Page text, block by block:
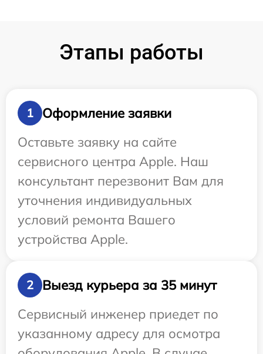
Этапы работы
1
Оформление заявки
Оставьте заявку на сайте
сервисного центра Apple. Наш
консультант перезвонит Вам для
уточнения индивидуальных
условий ремонта Вашего
устройства Apple.
2
Выезд курьера за 35 минут
Сервисный инженер приедет по
указанному адресу для осмотра